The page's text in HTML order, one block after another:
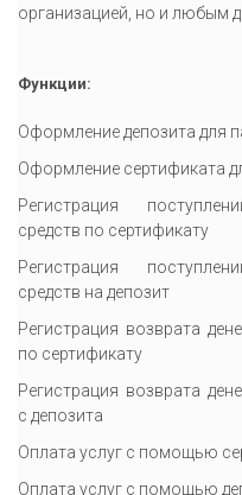
организацией, но и любым
Функции:
Оформление депозита для
Оформление сертификата
Регистрация
средств по сертификату
Регистрация
средств на депозит
Регистрация возврата
по сертификату
Регистрация возврата
с депозита
Оплата услуг с помощью
Оплата услуг с помощью